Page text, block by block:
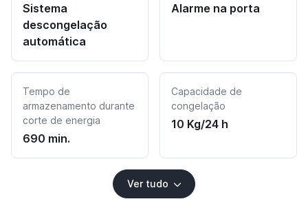
Sistema
descongelação
automática
Alarme na porta
Tempo de
armazenamento durante
corte de energia
690 min.
Capacidade de
congelação
10 Kg/24 h
Ver tudo